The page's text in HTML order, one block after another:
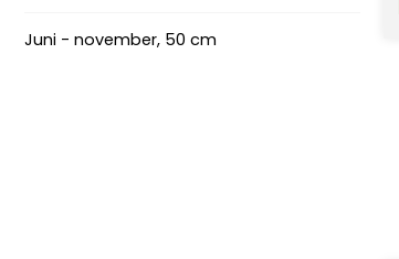
Juni - november, 50 cm